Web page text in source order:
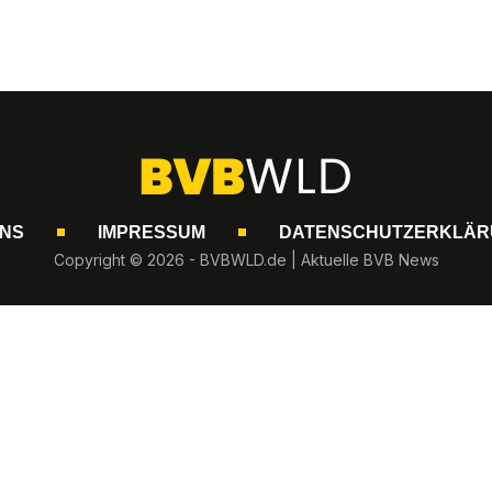
IMPRESSUM
Copyright © 2026 - BVBWLD.de | Aktuelle BVB News